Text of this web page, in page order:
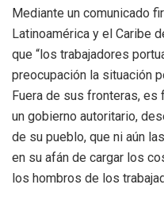
Mediante un comunicado
Latinoamérica y el Caribe
que “los trabajadores
preocupación la situación
Fuera de sus fronteras,
un gobierno autoritario,
de su pueblo, que ni aún
en su afán de cargar los
los hombros de los